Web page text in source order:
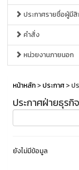
ประกาศรายชื่อผู้มี
คำสั่ง
หน่วยงานภายนอก
หน้าหลัก>ประกาศ> ป
ประกาศฝ่ายธุรกิ
ยังไม่มีข้อมูล